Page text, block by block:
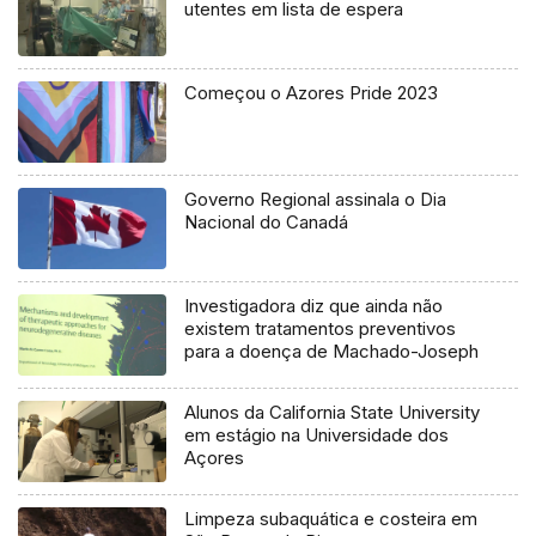
utentes em lista de espera
Começou o Azores Pride 2023
Governo Regional assinala o Dia
Nacional do Canadá
Investigadora diz que ainda não
existem tratamentos preventivos
para a doença de Machado-Joseph
Alunos da California State University
em estágio na Universidade dos
Açores
Limpeza subaquática e costeira em